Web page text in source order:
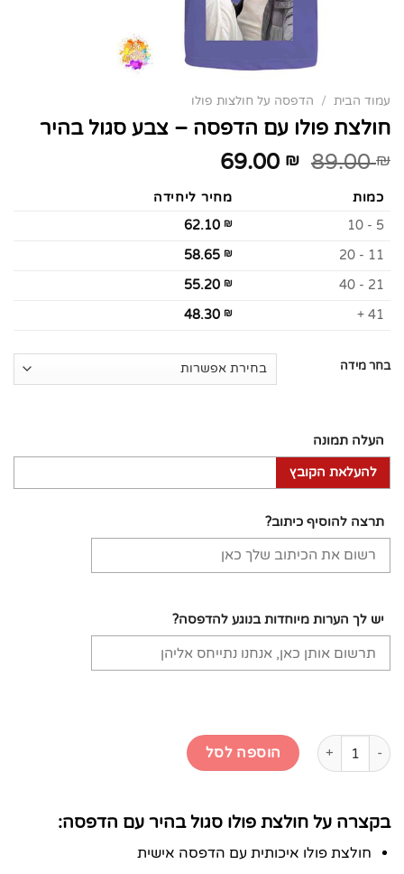
עמוד הבית / הדפסה על חולצות פולו
חולצת פולו עם הדפסה – צבע סגול בהיר
89.00₪
69.00 ₪
כמות
מחיר ליחידה
5 - 10
62.10 ₪
11 - 20
58.65 ₪
21 - 40
55.20 ₪
41 +
48.30 ₪
בחר מידה
העלה תמונה
להעלאת הקובץ
תרצה להוסיף כיתוב?
יש לך הערות מיוחדות בנוגע להדפסה?
כמות של חולצת פולו עם הדפסה - צבע סגול בהיר
הוספה לסל
בקצרה על חולצת פולו סגול בהיר עם הדפסה:
חולצת פולו איכותית עם הדפסה אישית